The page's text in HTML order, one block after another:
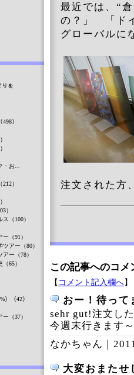
最近では、“
の？」 「ド
グローバルに
注文された方
この記事へのコメ
【 コメント記入欄へ】
おー！待って
sehr gut!注文し
今週末行きます
なかちゃん｜
大変おまたせ
りを
）
お...
）
）
（100）
（91）
アー（80）
ー（78）
65）
）（42）
（37）